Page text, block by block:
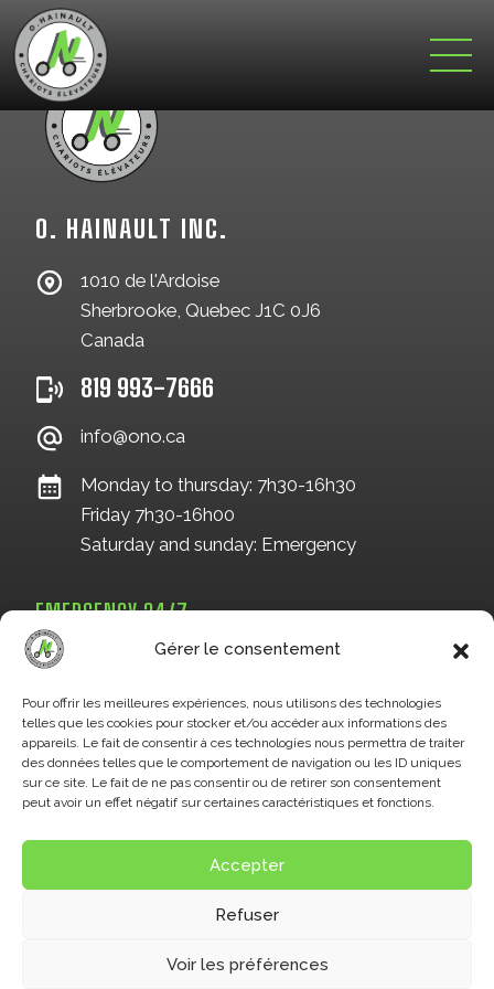
Gérer le consentement
Pour offrir les meilleures expériences, nous utilisons des technologies
telles que les cookies pour stocker et/ou accéder aux informations des
appareils. Le fait de consentir à ces technologies nous permettra de traiter
des données telles que le comportement de navigation ou les ID uniques
sur ce site. Le fait de ne pas consentir ou de retirer son consentement
peut avoir un effet négatif sur certaines caractéristiques et fonctions.
Accepter
Refuser
Voir les préférences
O. HAINAULT INC.
1010 de l'Ardoise
Sherbrooke, Quebec J1C 0J6
Canada
819 993-7666
info@ono.ca
Monday to thursday: 7h30-16h30
Friday 7h30-16h00
Saturday and sunday: Emergency
EMERGENCY 24/7
819 993-7666
OR BY FORM